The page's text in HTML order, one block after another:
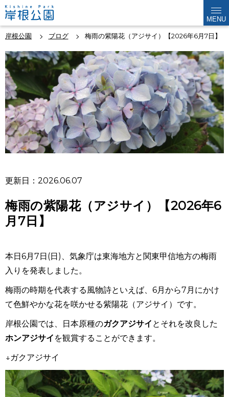
MENU
岸根公園 ブログ 梅雨の紫陽花（アジサイ）【2026年6月7日】
更新日：2026.06.07
梅雨の紫陽花（アジサイ）【2026年6
月7日】
本日6月7日(日)、気象庁は東海地方と関東甲信地方の梅雨
入り を発表しました。
梅雨の時期を代表する風物詩といえば、6月から7月にかけ
て色鮮やかな花を咲かせる紫陽花（アジサイ）です。
岸根公園では、日本原種のガクアジサイ とそれを改良した
ホンアジサイ を観賞することができます。
↓ガクアジサイ